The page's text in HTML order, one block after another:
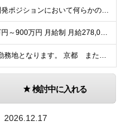
■ソフトウェア開発ポジションにおいて何らかの知識・経験がある方 ※配属組織や担当プロジェクトにより異なる場合がございます。
■想定年収 500万円～900万円 月給制 月給278,000円～ ※残業が発生した場合、残業代を別途全額支給します ※試用期間2ヶ月あり(待遇や給与に差異はありません)
下記いずれかの勤務地となります。 京都 または 東京 ※応募時に希望する勤務地をお選びいただけます。 【本社開発棟】 〒601-8502 京都市南区東九条南松田町2番地1 (変更の範囲)上記を除
検討中に入れる
2026.12.17